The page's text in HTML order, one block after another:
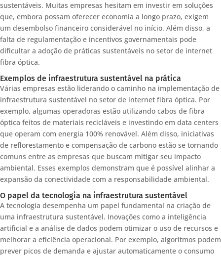
sustentáveis. Muitas empresas hesitam em investir em soluções
que, embora possam oferecer economia a longo prazo, exigem
um desembolso financeiro considerável no início. Além disso, a
falta de regulamentação e incentivos governamentais pode
dificultar a adoção de práticas sustentáveis no setor de internet
fibra óptica.
Exemplos de infraestrutura sustentável na prática
Várias empresas estão liderando o caminho na implementação de
infraestrutura sustentável no setor de internet fibra óptica. Por
exemplo, algumas operadoras estão utilizando cabos de fibra
óptica feitos de materiais recicláveis e investindo em data centers
que operam com energia 100% renovável. Além disso, iniciativas
de reflorestamento e compensação de carbono estão se tornando
comuns entre as empresas que buscam mitigar seu impacto
ambiental. Esses exemplos demonstram que é possível alinhar a
expansão da conectividade com a responsabilidade ambiental.
O papel da tecnologia na infraestrutura sustentável
A tecnologia desempenha um papel fundamental na criação de
uma infraestrutura sustentável. Inovações como a inteligência
artificial e a análise de dados podem otimizar o uso de recursos e
melhorar a eficiência operacional. Por exemplo, algoritmos podem
prever picos de demanda e ajustar automaticamente o consumo